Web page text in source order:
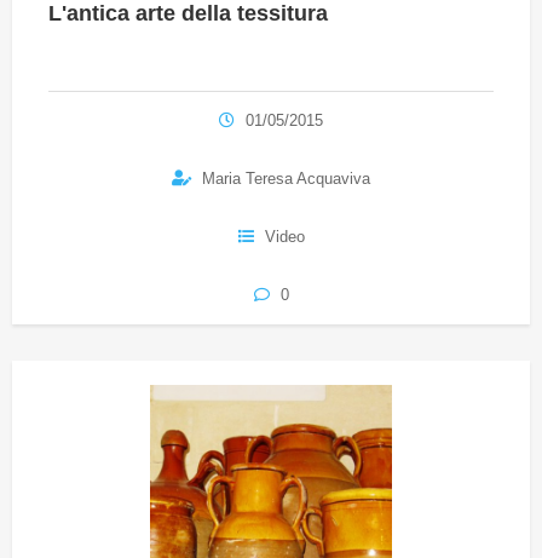
L'antica arte della tessitura
01/05/2015
Maria Teresa Acquaviva
Video
0